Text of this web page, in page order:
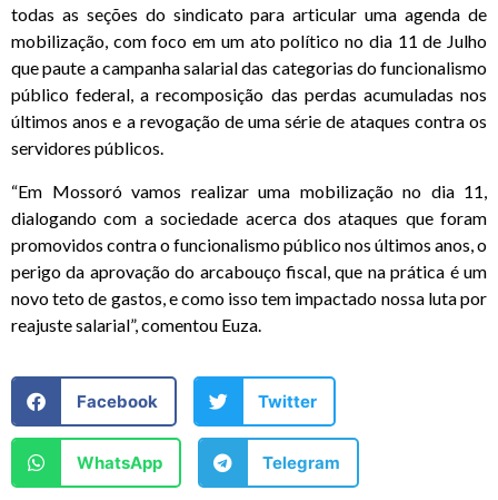
todas as seções do sindicato para articular uma agenda de
mobilização, com foco em um ato político no dia 11 de Julho
que paute a campanha salarial das categorias do funcionalismo
público federal, a recomposição das perdas acumuladas nos
últimos anos e a revogação de uma série de ataques contra os
servidores públicos.
“Em Mossoró vamos realizar uma mobilização no dia 11,
dialogando com a sociedade acerca dos ataques que foram
promovidos contra o funcionalismo público nos últimos anos, o
perigo da aprovação do arcabouço fiscal, que na prática é um
novo teto de gastos, e como isso tem impactado nossa luta por
reajuste salarial”, comentou Euza.
Facebook Twitter
WhatsApp Telegram